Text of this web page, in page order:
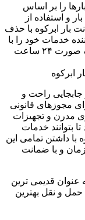
را بر اساس
و استفاده از
بار ابرکوه با حذف
خدمات خود را با
مناسب ترین تعرفه نرخ حمل و نقل ممکن و به صورت ۲۴ ساعت
ابرکوه
راحت و
مجوزهای قانونی
مدرن و تجهیزات
بتوانند خدمات
با داشتن تمامی این
و با ضمانت
عنوان قدیمی ترین
در انواع حمل و نقل بهترین